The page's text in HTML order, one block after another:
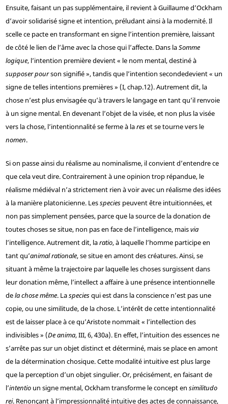
Ensuite, faisant un pas supplémentaire, il revient à Guillaume d’Ockham
d’avoir solidarisé signe et intention, préludant ainsi à la modernité. Il
scelle ce pacte en transformant en signe l’intention première, laissant
de côté le lien de l’âme avec la chose qui l’affecte. Dans laSomme
logique, l’intention première devient « le nom mental, destiné à
supposer pourson signifié », tandis que l’intention secondedevient « un
signe de telles intentions premières » (I, chap.12). Autrement dit, la
chose n’est plus envisagée qu’à travers le langage en tant qu’il renvoie
à un signe mental. En devenant l’objet de la visée, et non plus la visée
vers la chose, l’intentionnalité se ferme à lareset se tourne vers le
nomen.
Si on passe ainsi du réalisme au nominalisme, il convient d’entendre ce
que cela veut dire. Contrairement à une opinion trop répandue, le
réalisme médiéval n’a strictement rien à voir avec un réalisme des idées
à la manière platonicienne. Lesspeciespeuvent être intuitionnées, et
non pas simplement pensées, parce que la source de la donation de
toutes choses se situe, non pas en face de l’intelligence, maisvia
l’intelligence. Autrement dit, laratio, à laquelle l’homme participe en
tant qu’animal rationale, se situe en amont des créatures. Ainsi, se
situant à même la trajectoire par laquelle les choses surgissent dans
leur donation même, l’intellect a affaire à une présence intentionnelle
dela chose même. Laspeciesqui est dans la conscience n’est pas une
copie, ou une similitude, de la chose. L’intérêt de cette intentionnalité
est de laisser place à ce qu’Aristote nommait « l’intellection des
indivisibles » (De anima, III, 6, 430a). En effet, l’intuition des essences ne
s’arrête pas sur un objet distinct et déterminé, mais se place en amont
de la détermination chosique. Cette modalité intuitive est plus large
que la perception d’un objet singulier. Or, précisément, en faisant de
l’intentioun signe mental, Ockham transforme le concept en similitudo
rei. Renonçant à l’impressionnalité intuitive des actes de connaissance,